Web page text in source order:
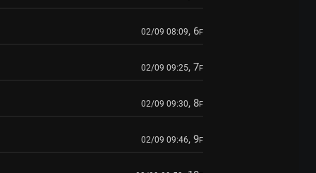
02/09 08:09, 6F
02/09 09:25, 7F
02/09 09:30, 8F
02/09 09:46, 9F